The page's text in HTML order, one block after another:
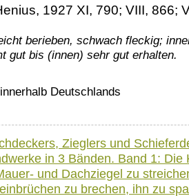
1927 XI, 790; VIII, 866;
berieben, schwach fleckig;
gut bis (innen) sehr gut erhalten.
Deutschlands